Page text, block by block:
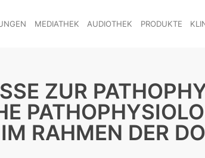
MEDIATHEK AUDIOTHEK PRODUKTE
ZUR
RAHMEN DER